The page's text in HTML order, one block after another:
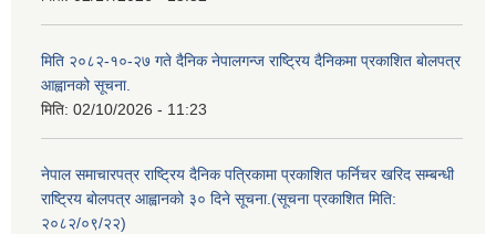
मिति २०८२-१०-२७ गते दैनिक नेपालगन्ज राष्ट्रिय दैनिकमा प्रकाशित बोलपत्र
आह्वानको सूचना.
मिति: 02/10/2026 - 11:23
नेपाल समाचारपत्र राष्ट्रिय दैनिक पत्रिकामा प्रकाशित फर्निचर खरिद सम्बन्धी
राष्ट्रिय बोलपत्र आह्वानको ३० दिने सूचना.(सूचना प्रकाशित मिति:
२०८२/०९/२२)